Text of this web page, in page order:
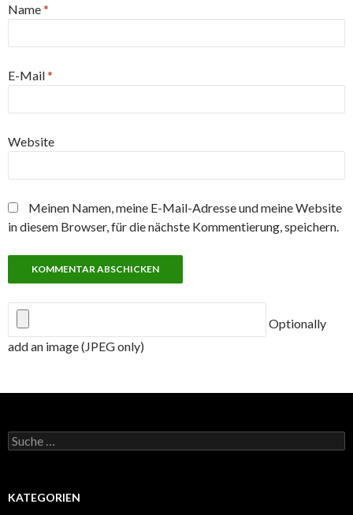
Name*
E-Mail*
Website
Meinen Namen, meine E-Mail-Adresse und meine Website
in diesem Browser, für die nächste Kommentierung, speichern.
Optionally
add an image (JPEG only)
Suche
nach:
KATEGORIEN